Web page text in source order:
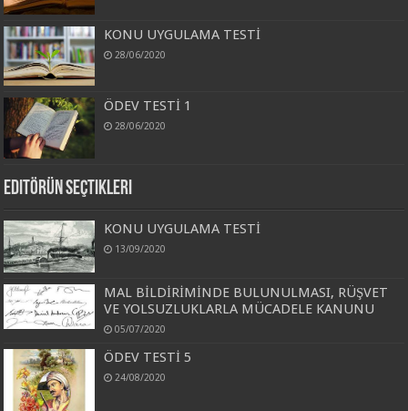
KONU UYGULAMA TESTİ
28/06/2020
ÖDEV TESTİ 1
28/06/2020
Editörün Seçtikleri
KONU UYGULAMA TESTİ
13/09/2020
MAL BİLDİRİMİNDE BULUNULMASI, RÜŞVET
VE YOLSUZLUKLARLA MÜCADELE KANUNU
05/07/2020
ÖDEV TESTİ 5
24/08/2020